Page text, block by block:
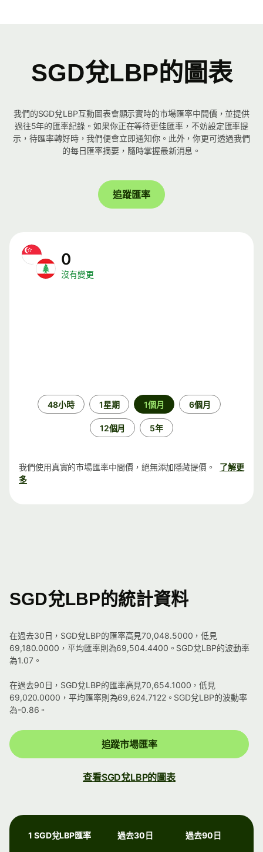
SGD兌LBP的圖表
我們的SGD兌LBP互動圖表會顯示實時的市場匯率中間價，並提供
過往5年的匯率紀錄。如果你正在等待更佳匯率，不妨設定匯率提
示，待匯率轉好時，我們便會立即通知你。此外，你更可透過我們
的每日匯率摘要，隨時掌握最新消息。
追蹤匯率
0
沒有變更
48小時 1星期 1個月 6個月
12個月 5年
我們使用真實的市場匯率中間價，絕無添加隱藏提價。
了解更
多
SGD兌LBP的統計資料
在過去30日，SGD兌LBP的匯率高見70,048.5000，低見
69,180.0000，平均匯率則為69,504.4400。SGD兌LBP的波動率
為1.07。
在過去90日，SGD兌LBP的匯率高見70,654.1000，低見
69,020.0000，平均匯率則為69,624.7122。SGD兌LBP的波動率
為-0.86。
追蹤市場匯率
查看SGD兌LBP的圖表
1 SGD兌LBP匯率 過去30日 過去90日